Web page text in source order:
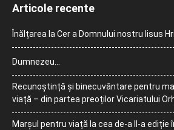
Articole recente
Înălțarea la Cer a Domnului nostru Iisus
Dumnezeu…
Recunoștință și binecuvântare pentru
viață – din partea preoților Vicariatului
Marșul pentru viață la cea de-a II-a ediție